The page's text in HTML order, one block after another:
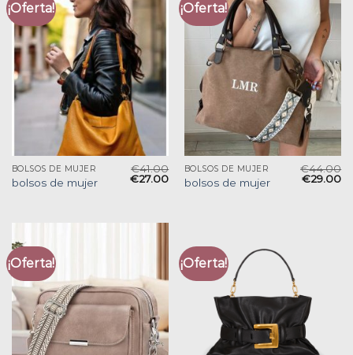
¡Oferta!
BOLSOS DE MUJER
bolsos de mujer
€41.00
€27.00
¡Oferta!
BOLSOS DE MUJER
bolsos de mujer
€44.00
€29.00
¡Oferta! ¡Oferta!